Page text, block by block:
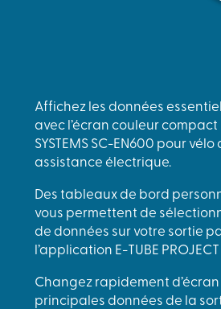
Affichez les données
avec l’écran couleur compact
SYSTEMS SC-EN600 pour
assistance électrique.
Des tableaux de bord
vous permettent de
de données sur votre sortie
l’application E-TUBE PROJECT
Changez rapidement
principales données de la